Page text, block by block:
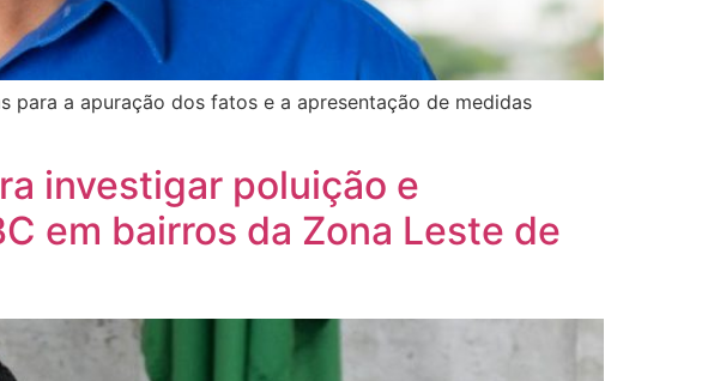
a apuração dos fatos e a apresentação de medidas
investigar poluição e
em bairros da Zona Leste de